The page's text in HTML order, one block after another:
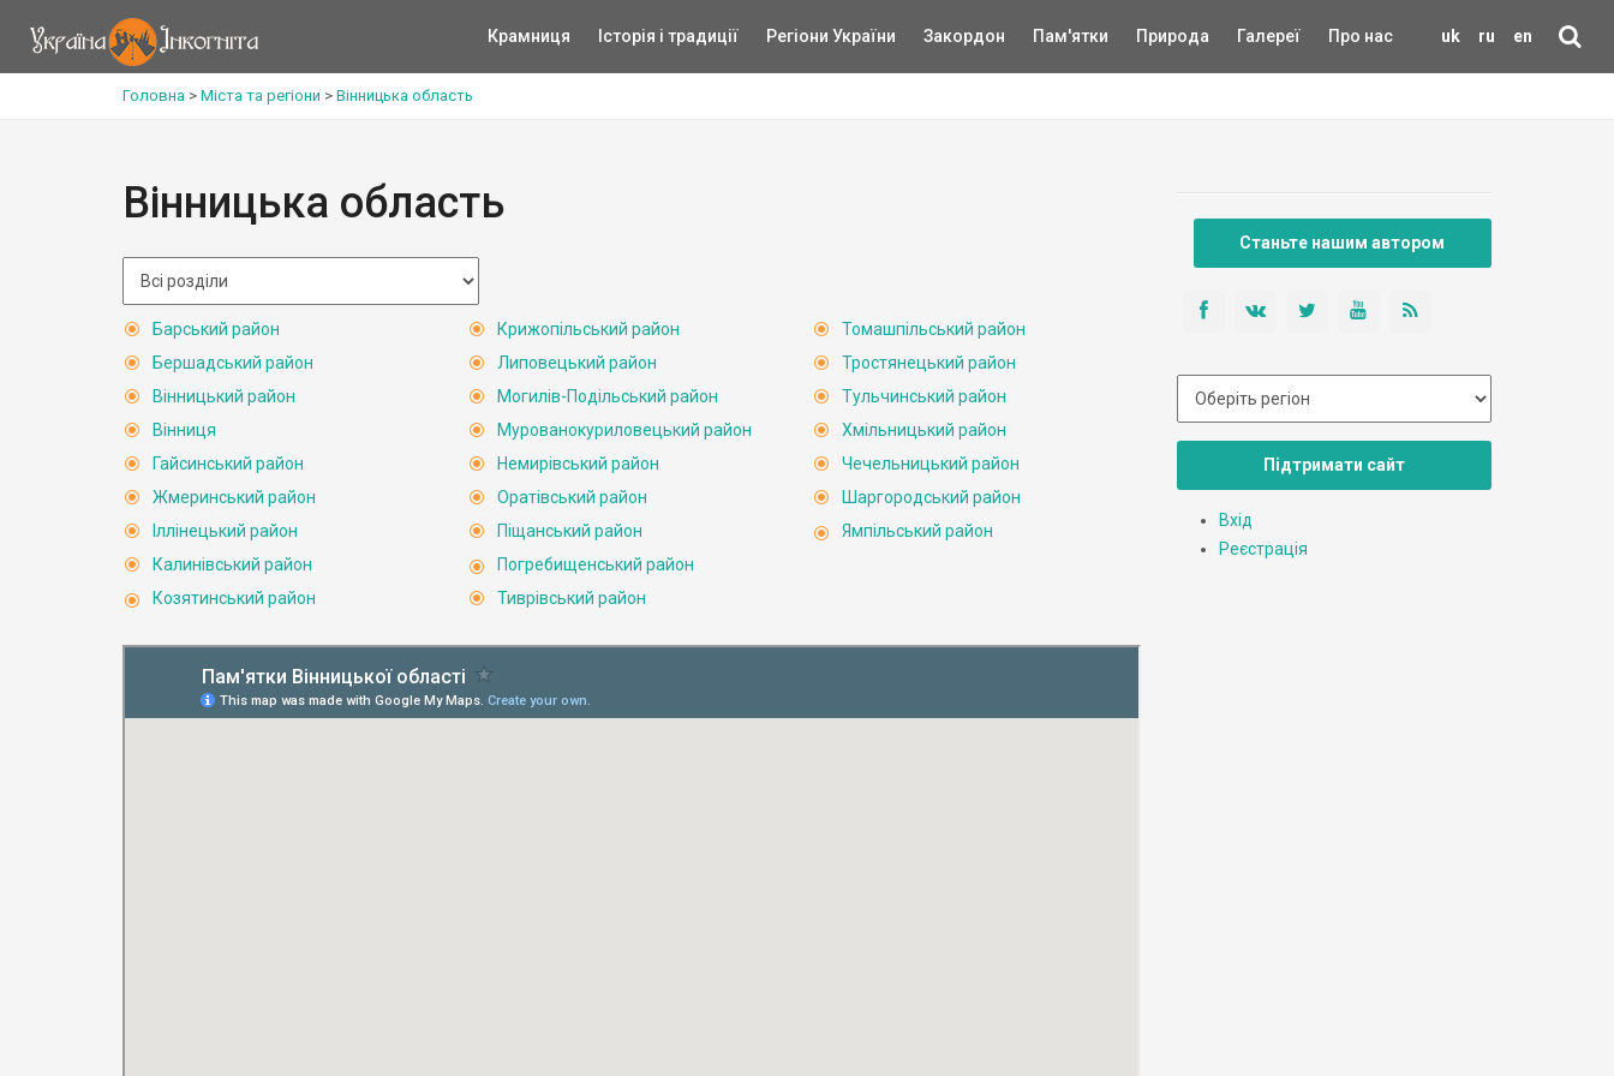
uk ru en
Крамниця Історія і традиції Регіони України Закордон Пам'ятки Природа Галереї Про нас
Головна > Міста та регіони > Вінницька область
Вінницька область
Барський район
Бершадський район
Вінницький район
Вінниця
Гайсинський район
Жмеринський район
Іллінецький район
Калинівський район
Козятинський район
Крижопільський район
Липовецький район
Могилів-Подільський район
Мурованокуриловецький район
Немирівський район
Оратівський район
Піщанський район
Погребищенський район
Тиврівський район
Томашпільський район
Тростянецький район
Тульчинський район
Хмільницький район
Чечельницький район
Шаргородський район
Ямпільський район
Станьте нашим автором
Підтримати сайт
Вхід
Реєстрація